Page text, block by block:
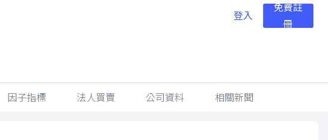
登入
免費註
冊
因子指標 法人買賣 公司資料 相關新聞